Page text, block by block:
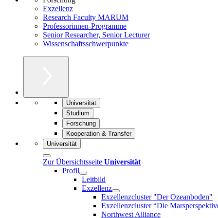
Exzellenz
Research Faculty MARUM
Professorinnen-Programme
Senior Researcher, Senior Lecturer
Wissenschaftsschwerpunkte
Universität
Studium
Forschung
Kooperation & Transfer
Universität
Zur Übersichtsseite Universität
Profil
Leitbild
Exzellenz
Exzellenzcluster "Der Ozeanboden"
Exzellenzcluster “Die
Northwest Alliance